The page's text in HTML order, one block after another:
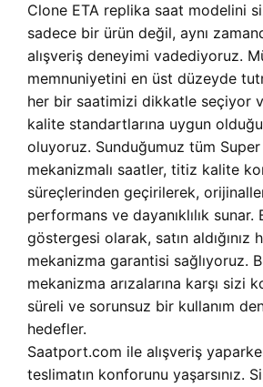
Clone ETA replika saat modelini
sadece bir ürün değil, aynı
alışveriş deneyimi vadediyoruz.
memnuniyetini en üst düzeyde
her bir saatimizi dikkatle seçiyor
kalite standartlarına uygun
oluyoruz. Sunduğumuz tüm
mekanizmalı saatler, titiz kalite
süreçlerinden geçirilerek,
performans ve dayanıklılık
göstergesi olarak, satın aldığınız
mekanizma garantisi sağlıyoruz.
mekanizma arızalarına karşı sizi
süreli ve sorunsuz bir kullanım
hedefler.
Saatport.com ile alışveriş
teslimatın konforunu yaşarsınız.